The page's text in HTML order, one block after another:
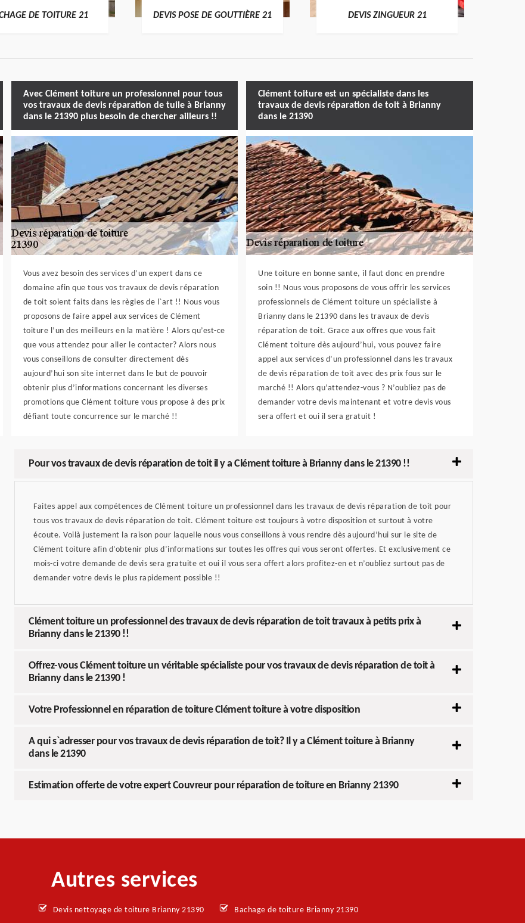
DE TOITURE 21 DEVIS POSE DE GOUTTIÈRE 21 DEVIS ZINGUEUR 21
Avec Clément toiture un professionnel pour tous
vos travaux de devis réparation de tuile à Brianny
dans le 21390 plus besoin de chercher ailleurs !!
Vous avez besoin des services d’un expert dans ce
domaine afin que tous vos travaux de devis réparation
de toit soient faits dans les règles de l`art !! Nous vous
proposons de faire appel aux services de Clément
toiture l’un des meilleurs en la matière ! Alors qu’est-ce
que vous attendez pour aller le contacter? Alors nous
vous conseillons de consulter directement dès
aujourd’hui son site internet dans le but de pouvoir
obtenir plus d’informations concernant les diverses
promotions que Clément toiture vous propose à des prix
défiant toute concurrence sur le marché !!
Clément toiture est un spécialiste dans les
travaux de devis réparation de toit à Brianny
dans le 21390
Une toiture en bonne sante, il faut donc en prendre
soin !! Nous vous proposons de vous offrir les services
professionnels de Clément toiture un spécialiste à
Brianny dans le 21390 dans les travaux de devis
réparation de toit. Grace aux offres que vous fait
Clément toiture dès aujourd’hui, vous pouvez faire
appel aux services d’un professionnel dans les travaux
de devis réparation de toit avec des prix fous sur le
marché !! Alors qu’attendez-vous ? N’oubliez pas de
demander votre devis maintenant et votre devis vous
sera offert et oui il sera gratuit !
Pour vos travaux de devis réparation de toit il y a Clément toiture à Brianny dans le 21390 !!
Faites appel aux compétences de Clément toiture un professionnel dans les travaux de devis réparation de toit pour
tous vos travaux de devis réparation de toit. Clément toiture est toujours à votre disposition et surtout à votre
écoute. Voilà justement la raison pour laquelle nous vous conseillons à vous rendre dès aujourd’hui sur le site de
Clément toiture afin d’obtenir plus d’informations sur toutes les offres qui vous seront offertes. Et exclusivement ce
mois-ci votre demande de devis sera gratuite et oui il vous sera offert alors profitez-en et n’oubliez surtout pas de
demander votre devis le plus rapidement possible !!
Clément toiture un professionnel des travaux de devis réparation de toit travaux à petits prix à
Brianny dans le 21390 !!
Offrez-vous Clément toiture un véritable spécialiste pour vos travaux de devis réparation de toit à
Brianny dans le 21390 !
Votre Professionnel en réparation de toiture Clément toiture à votre disposition
A qui s`adresser pour vos travaux de devis réparation de toit? Il y a Clément toiture à Brianny
dans le 21390
Estimation offerte de votre expert Couvreur pour réparation de toiture en Brianny 21390
Autres services
Devis nettoyage de toiture Brianny 21390 Bachage de toiture Brianny 21390